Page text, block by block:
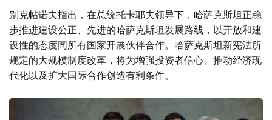
别克帖诺夫指出，在总统托卡耶夫领导下，哈萨克斯坦正稳
步推进建设公正、先进的哈萨克斯坦发展路线，以开放和建
设性的态度同所有国家开展伙伴合作。哈萨克斯坦新宪法所
规定的大规模制度改革，将为增强投资者信心、推动经济现
代化以及扩大国际合作创造有利条件。